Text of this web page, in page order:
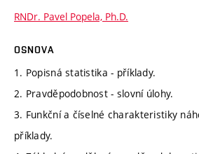
RNDr. Pavel Popela, Ph.D.
OSNOVA
1. Popisná statistika - příklady.
2. Pravděpodobnost - slovní úlohy.
3. Funkční a číselné charakteristiky
příklady.